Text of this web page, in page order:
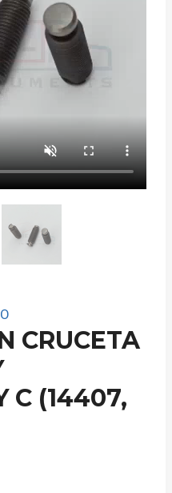
CRUCETA
C (14407,